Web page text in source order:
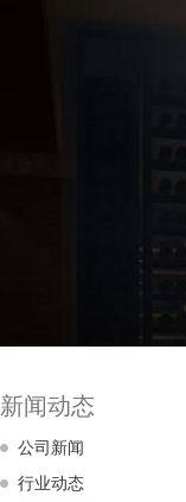
新闻动态
公司新闻
行业动态